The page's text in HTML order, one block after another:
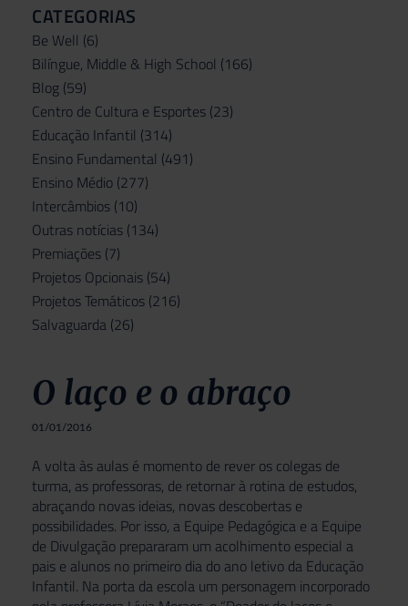
CATEGORIAS
Be Well (6)
Bilíngue, Middle & High School (166)
Blog (59)
Centro de Cultura e Esportes (23)
Educação Infantil (314)
Ensino Fundamental (491)
Ensino Médio (277)
Intercâmbios (10)
Outras notícias (134)
Premiações (7)
Projetos Opcionais (54)
Projetos Temáticos (216)
Salvaguarda (26)
O laço e o abraço
01/01/2016
A volta às aulas é momento de rever os colegas de
turma, as professoras, de retornar à rotina de estudos,
abraçando novas ideias, novas descobertas e
possibilidades. Por isso, a Equipe Pedagógica e a Equipe
de Divulgação prepararam um acolhimento especial a
pais e alunos no primeiro dia do ano letivo da Educação
Infantil. Na porta da escola um personagem incorporado